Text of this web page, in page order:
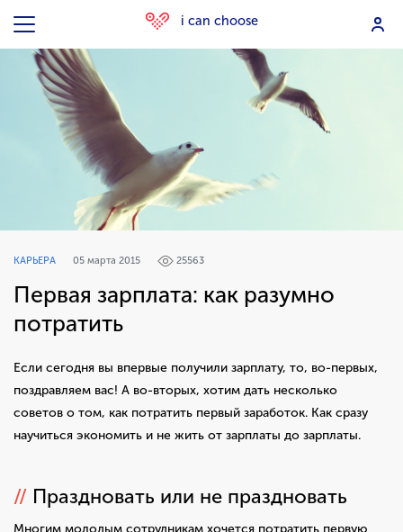
i can choose
КАРЬЕРА 05 марта 2015 25563
Первая зарплата: как разумно
потратить
Если сегодня вы впервые получили зарплату, то, во-первых,
поздравляем вас! А во-вторых, хотим дать несколько
советов о том, как потратить первый заработок. Как сразу
научиться экономить и не жить от зарплаты до зарплаты.
// Праздновать или не праздновать
Многим молодым сотрудникам хочется потратить первую